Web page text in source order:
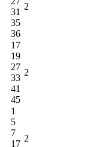
31
35
36
2
17
19
27
33
41
45
2
1
5
7
17
2